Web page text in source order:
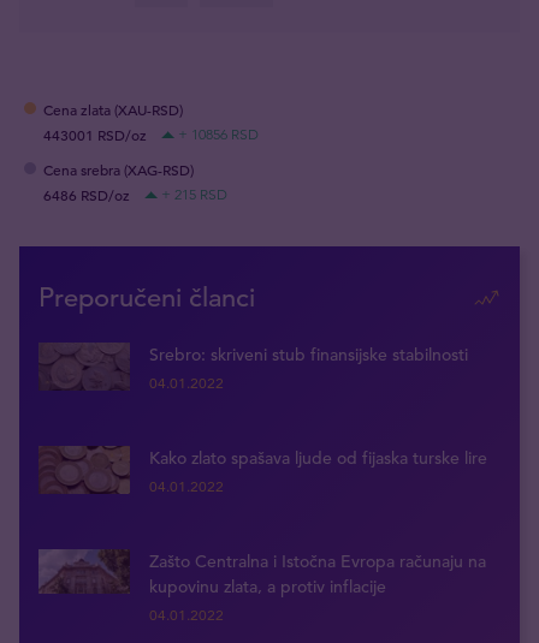
Cena zlata (XAU-RSD)
443001 RSD/oz
+ 10856 RSD
Cena srebra (XAG-RSD)
6486 RSD/oz
+ 215 RSD
Preporučeni članci
Srebro: skriveni stub finansijske stabilnosti
04.01.2022
Kako zlato spašava ljude od fijaska turske lire
04.01.2022
Zašto Centralna i Istočna Evropa računaju na
kupovinu zlata, a protiv inflacije
04.01.2022